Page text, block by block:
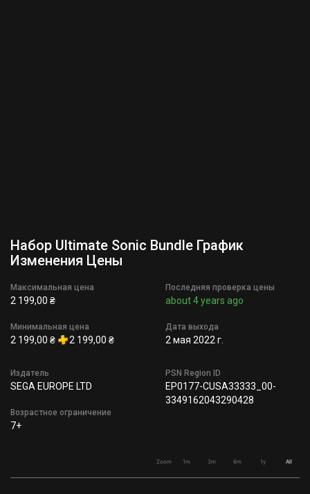
Набор Ultimate Sonic Bundle График
Изменения Цены
Максимальная цена
2 199,00 ₴
Минимальная цена
2 199,00 ₴ 2 199,00 ₴
Последняя проверка цены
about 4 years ago
Дата выхода
2 мая 2022 г.
Издатель
SEGA EUROPE LTD
Возрастное ограничение
7+
PSN Region ID
EP0177-CUSA33333_00-
3349162043290428
Zoom 1m 3m 6m 1y All